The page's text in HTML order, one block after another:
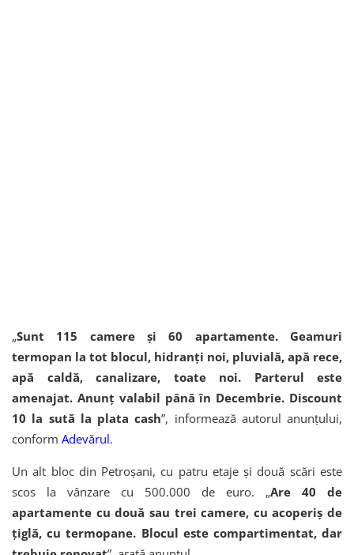
„Sunt 115 camere și 60 apartamente. Geamuri
termopan la tot blocul, hidranți noi, pluvială, apă rece,
apă caldă, canalizare, toate noi. Parterul este
amenajat. Anunț valabil până în Decembrie. Discount
10 la sută la plata cash”, informează autorul anunțului,
conform Adevărul.
Un alt bloc din Petroșani, cu patru etaje și două scări este
scos la vânzare cu 500.000 de euro. „Are 40 de
apartamente cu două sau trei camere, cu acoperiș de
țiglă, cu termopane. Blocul este compartimentat, dar